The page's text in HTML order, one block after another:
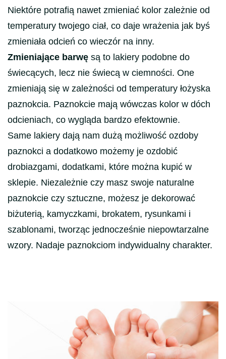
Niektóre potrafią nawet zmieniać kolor zależnie od
temperatury twojego ciał, co daje wrażenia jak byś
zmieniała odcień co wieczór na inny.
Zmieniające barwę są to lakiery podobne do
świecących, lecz nie świecą w ciemności. One
zmieniają się w zależności od temperatury łożyska
paznokcia. Paznokcie mają wówczas kolor w dóch
odcieniach, co wygląda bardzo efektownie.
Same lakiery dają nam dużą możliwość ozdoby
paznokci a dodatkowo możemy je ozdobić
drobiazgami, dodatkami, które można kupić w
sklepie. Niezależnie czy masz swoje naturalne
paznokcie czy sztuczne, możesz je dekorować
biżuterią, kamyczkami, brokatem, rysunkami i
szablonami, tworząc jednocześnie niepowtarzalne
wzory. Nadaje paznokciom indywidualny charakter.
Nawigacja